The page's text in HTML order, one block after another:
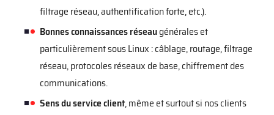
filtrage réseau, authentification forte, etc.).
Bonnes connaissances réseaugénérales et
particulièrement sous Linux : câblage, routage, filtrage
réseau, protocoles réseaux de base, chiffrement des
communications.
Sens du service client, même et surtout si nos clients